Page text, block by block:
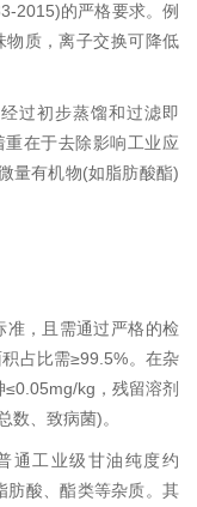
2015)的严格要求。例
物质，离子交换可降低
过初步蒸馏和过滤即
在于去除影响工业应
量有机物(如脂肪酸酯)
，且需通过严格的检
占比需≥99.5%。在杂
kg，残留溶剂
数、致病菌)。
工业级甘油纯度约
肪酸、酯类等杂质。其